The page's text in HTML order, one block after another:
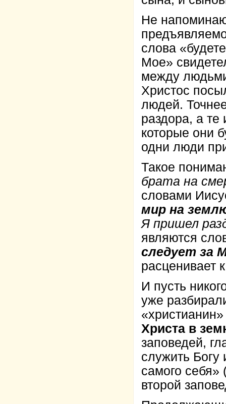
Не
слова
Мое»
между
Христос
людей.
раздора, а те
которые они
одни люди
Такое
брата на
словами
мир на
Я пришел
являются
следует за
расценивает
И пусть
уже
Христа в
заповедей,
служить
самого себя»
второй